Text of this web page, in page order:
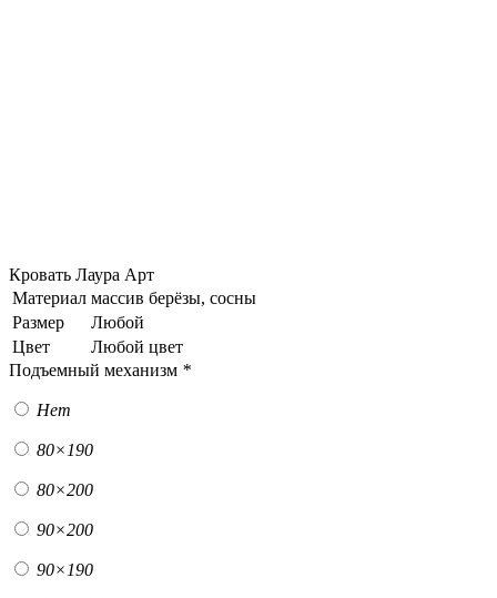
Кровать Лаура Арт
Материал массив берёзы, сосны
Размер
Любой
Цвет
Любой цвет
Подъемный механизм *
Нет
80×190
80×200
90×200
90×190